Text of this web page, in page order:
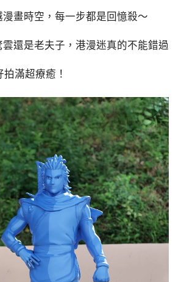
畫時空，每一步都是回憶殺～
還是老夫子，港漫迷真的不能錯過
滿超療癒！